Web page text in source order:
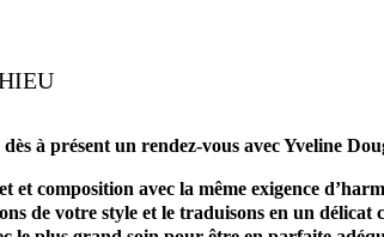
dès à présent un rendez-vous avec Yveline
et composition avec la même exigence
de votre style et le traduisons en un délicat